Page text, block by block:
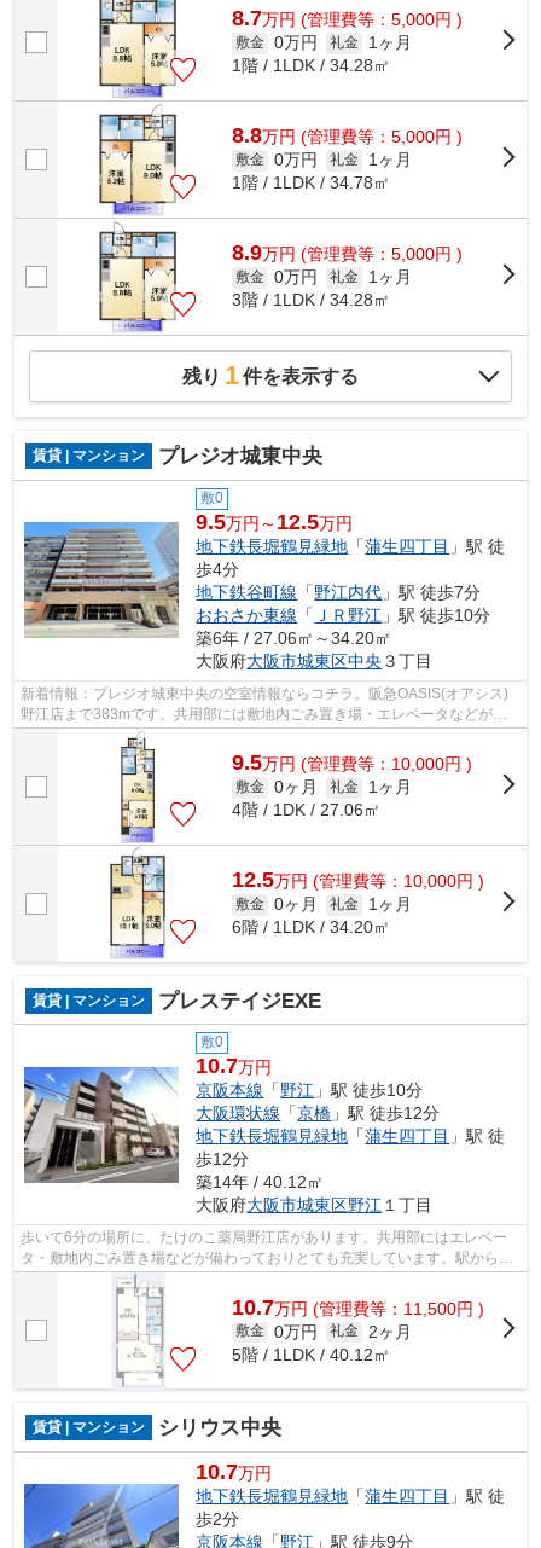
8.7万円 (管理費等：5,000円 )
敷金 0万円 礼金
1ヶ月
1階 / 1LDK / 34.28㎡
8.8万円 (管理費等：5,000円 )
敷金 0万円 礼金
1ヶ月
1階 / 1LDK / 34.78㎡
8.9万円 (管理費等：5,000円 )
敷金 0万円 礼金
1ヶ月
3階 / 1LDK / 34.28㎡
残り 1件を表示する
賃貸 | マンション プレジオ城東中央
敷0
9.5万円～ 12.5万円
地下鉄長堀鶴見緑地 「蒲生四丁目 」駅 徒
歩4分
地下鉄谷町線 「野江内代 」駅 徒歩7分
おおさか東線 「 ＪＲ野江 」駅 徒歩10分
築6年 / 27.06㎡～34.20㎡
大阪府大阪市城東区中央 ３丁目
新着情報：プレジオ城東中央の空室情報ならコチラ。阪急OASIS(オアシス)
野江店まで383mです。共用部には敷地内ごみ置き場・エレベータなどが揃
っております。この物件は内観も綺麗で...
9.5万円 (管理費等：10,000円 )
敷金 0ヶ月 礼金
1ヶ月
4階 / 1DK / 27.06㎡
12.5万円 (管理費等：10,000円 )
敷金 0ヶ月 礼金
1ヶ月
6階 / 1LDK / 34.20㎡
賃貸 | マンション プレステイジEXE
敷0
10.7万円
京阪本線 「野江 」駅 徒歩10分
大阪環状線 「京橋 」駅 徒歩12分
地下鉄長堀鶴見緑地 「蒲生四丁目 」駅 徒
歩12分
築14年 / 40.12㎡
大阪府大阪市城東区野江１丁目
歩いて6分の場所に、たけのこ薬局野江店があります。共用部にはエレベー
タ・敷地内ごみ置き場などが備わっておりとても充実しています。駅から徒
歩10分に立地する、魅力的な駅近物件で...
10.7万円 (管理費等：11,500円 )
敷金 0万円 礼金
2ヶ月
5階 / 1LDK / 40.12㎡
賃貸 | マンション シリウス中央
10.7万円
地下鉄長堀鶴見緑地 「蒲生四丁目 」駅 徒
歩2分
京阪本線 「野江 」駅 徒歩9分